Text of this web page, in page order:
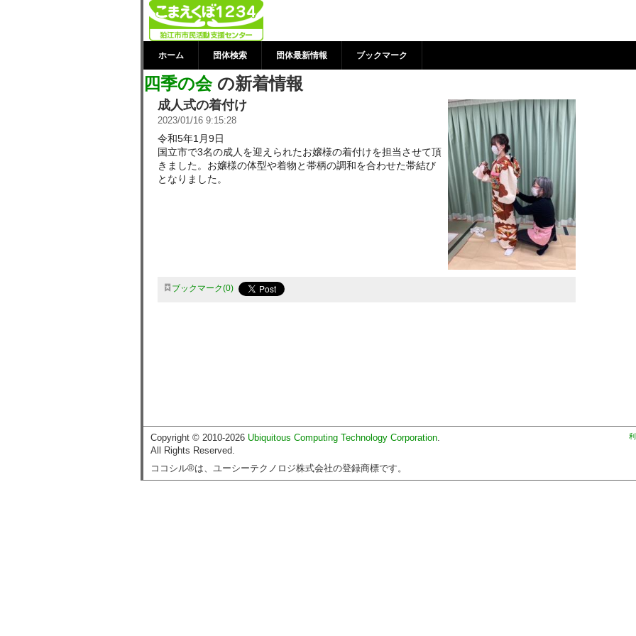
四季の会 の新着情報 | 狛江市市民活動支援
ター
ホーム 団体検索 団体最新情報 ブックマーク
四季の会の新着情報
成人式の着付け
2023/01/16 9:15:28
令和5年1月9日
国立市で3名の成人を迎えられたお嬢様の着付けを担当させて頂
きました。お嬢様の体型や着物と帯柄の調和を合わせた帯結び
となりました。
ブックマーク 0
Copyright © 2010-2026 Ubiquitous Computing Technology Corporation.
All Rights Reserved.
ココシル®は、ユーシーテクノロジ株式会社の登録商標です。